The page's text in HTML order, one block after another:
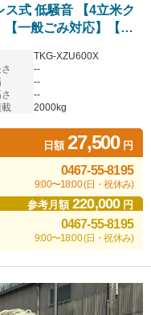
式 低騒音 【4立米ク
一般ごみ対応】【資
TKG-XZU600X
--
--
--
2000kg
日額27,500円
0467-55-8195
9:00〜18:00 (日・祝休み)
参考月額220,000円
0467-55-8195
9:00〜18:00 (日・祝休み)